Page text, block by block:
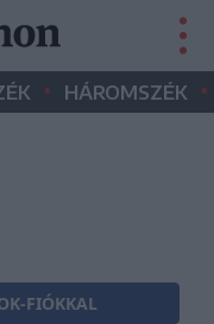
• HÁROMSZÉK •
FIÓKKAL